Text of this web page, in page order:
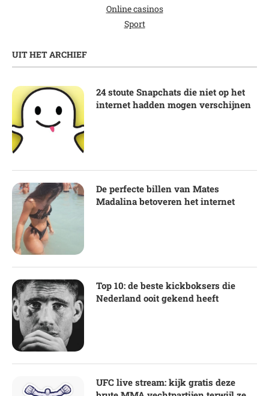
Online casinos
Sport
UIT HET ARCHIEF
24 stoute Snapchats die niet op het
internet hadden mogen verschijnen
De perfecte billen van Mates
Madalina betoveren het internet
Top 10: de beste kickboksers die
Nederland ooit gekend heeft
UFC live stream: kijk gratis deze